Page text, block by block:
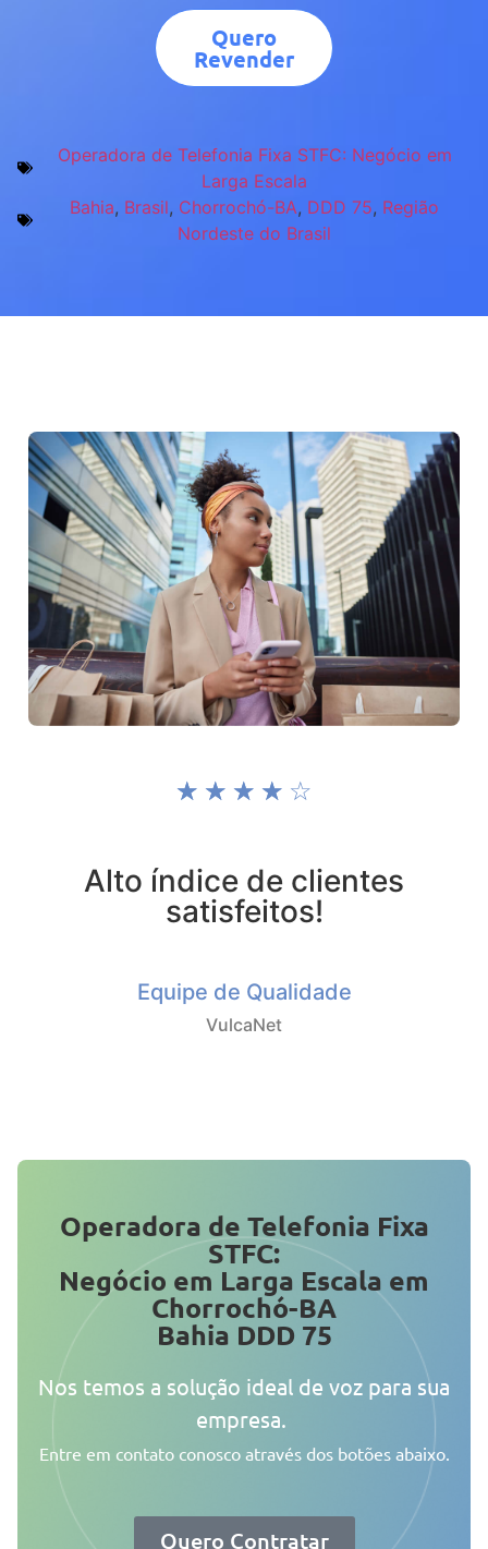
Quero
Revender
Operadora de Telefonia Fixa STFC: Negócio em
Larga Escala
Bahia, Brasil, Chorrochó-BA, DDD 75, Região
Nordeste do Brasil
☆ ☆ ☆ ☆ ☆
Alto índice de clientes
satisfeitos!
Equipe de Qualidade
VulcaNet
Operadora de Telefonia Fixa
STFC:
Negócio em Larga Escala em
Chorrochó-BA
Bahia DDD 75
Nos temos a solução ideal de voz para sua
empresa.
Entre em contato conosco através dos botões abaixo.
Quero Contratar